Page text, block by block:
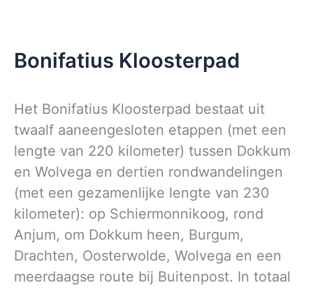
Bonifatius Kloosterpad
Het Bonifatius Kloosterpad bestaat uit
twaalf aaneengesloten etappen (met een
lengte van 220 kilometer) tussen Dokkum
en Wolvega en dertien rondwandelingen
(met een gezamenlijke lengte van 230
kilometer): op Schiermonnikoog, rond
Anjum, om Dokkum heen, Burgum,
Drachten, Oosterwolde, Wolvega en een
meerdaagse route bij Buitenpost. In totaal